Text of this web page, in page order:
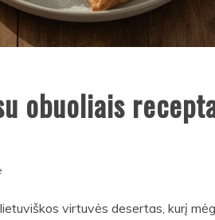
obuoliais
virtuvės desertas, kurį